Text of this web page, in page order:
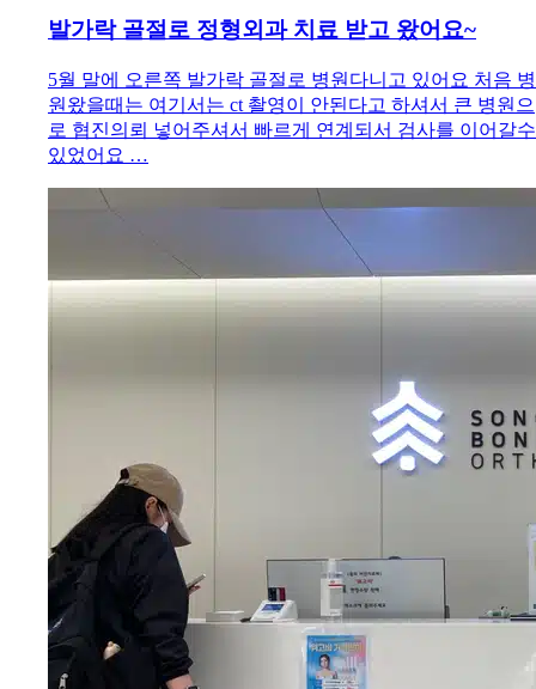
발가락 골절로 정형외과 치료 받고 왔어요~
5월 말에 오른쪽 발가락 골절로 병원다니고 있어요 처음 병
원왔을때는 여기서는 ct 촬영이 안된다고 하셔서 큰 병원으
로 협진의뢰 넣어주셔서 빠르게 연계되서 검사를 이어갈수
있었어요 …